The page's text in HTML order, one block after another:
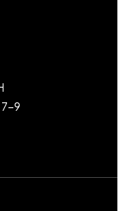
7-9